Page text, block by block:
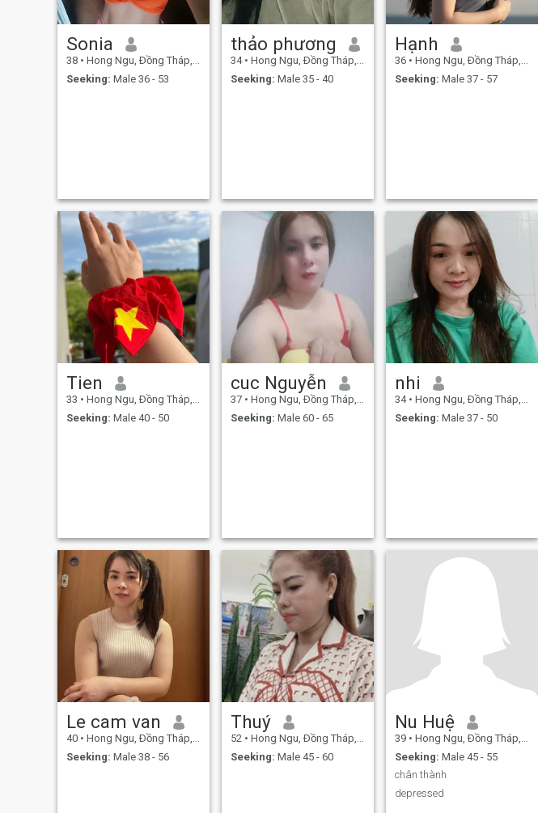
Sonia
38 • Hong Ngu, Ðồng Tháp, Vietnam
Seeking: Male 36 - 53
thảo phương
34 • Hong Ngu, Ðồng Tháp, Vietnam
Seeking: Male 35 - 40
Hạnh
36 • Hong Ngu, Ðồng Tháp, Vietnam
Seeking: Male 37 - 57
Tien
33 • Hong Ngu, Ðồng Tháp, Vietnam
Seeking: Male 40 - 50
cuc Nguyễn
37 • Hong Ngu, Ðồng Tháp, Vietnam
Seeking: Male 60 - 65
nhi
34 • Hong Ngu, Ðồng Tháp, Vietnam
Seeking: Male 37 - 50
Le cam van
40 • Hong Ngu, Ðồng Tháp, Vietnam
Seeking: Male 38 - 56
Thuý
52 • Hong Ngu, Ðồng Tháp, Vietnam
Seeking: Male 45 - 60
Nu Huệ
39 • Hong Ngu, Ðồng Tháp, Vietnam
Seeking: Male 45 - 55
chân thành
depressed